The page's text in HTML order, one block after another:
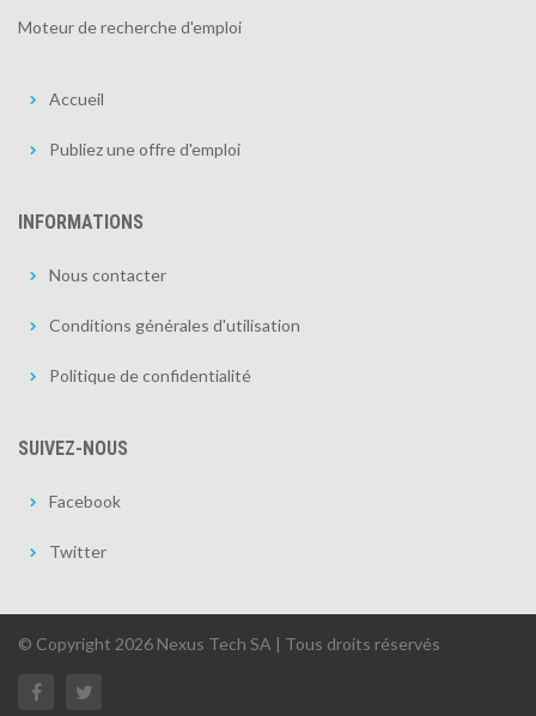
Moteur de recherche d'emploi
Accueil
Publiez une offre d'emploi
INFORMATIONS
Nous contacter
Conditions générales d'utilisation
Politique de confidentialité
SUIVEZ-NOUS
Facebook
Twitter
© Copyright 2026 Nexus Tech SA | Tous droits réservés